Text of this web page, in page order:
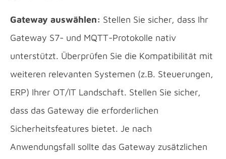
Gateway auswählen: Stellen Sie sicher, dass Ihr
Gateway S7- und MQTT-Protokolle nativ
unterstützt. Überprüfen Sie die Kompatibilität mit
weiteren relevanten Systemen (z.B. Steuerungen,
ERP) Ihrer OT/IT Landschaft. Stellen Sie sicher,
dass das Gateway die erforderlichen
Sicherheitsfeatures bietet. Je nach
Anwendungsfall sollte das Gateway zusätzlichen